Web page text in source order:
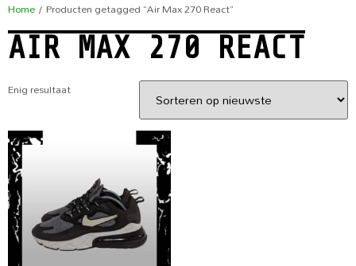
Home/ Producten getagged “Air Max 270 React”
AIR MAX 270 REACT
Enig resultaat